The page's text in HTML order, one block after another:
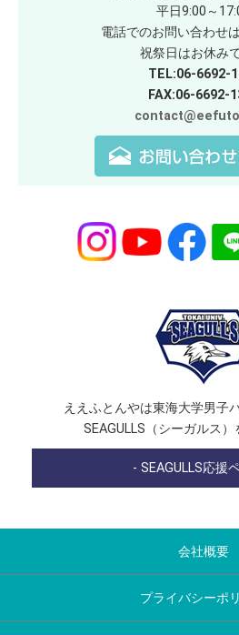
平日9:00～
電話でのお問い合わせ
祝祭日はお休みで
TEL:06-6692-
FAX:06-6692-
ええふとんやは東海大学男子
SEAGULLS（シーガルス）
- SEAGULLS応援
会社概要
プライバシーポ